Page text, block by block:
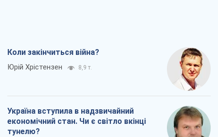
Коли закінчиться війна?
Юрій Хрістензен 8,9 т.
Україна вступила в надзвичайний
економічний стан. Чи є світло вкінці
тунелю?